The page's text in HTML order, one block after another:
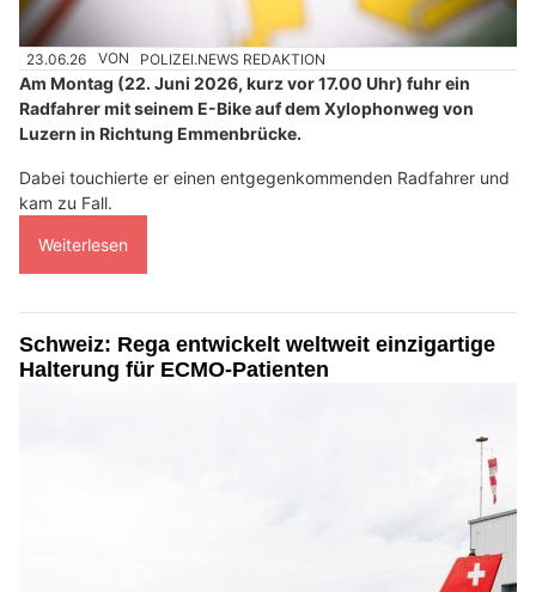
23.06.26 VON POLIZEI.NEWS REDAKTION
Am Montag (22. Juni 2026, kurz vor 17.00 Uhr) fuhr ein
Radfahrer mit seinem E-Bike auf dem Xylophonweg von
Luzern in Richtung Emmenbrücke.
Dabei touchierte er einen entgegenkommenden Radfahrer und
kam zu Fall.
Weiterlesen
Schweiz: Rega entwickelt weltweit einzigartige
Halterung für ECMO-Patienten